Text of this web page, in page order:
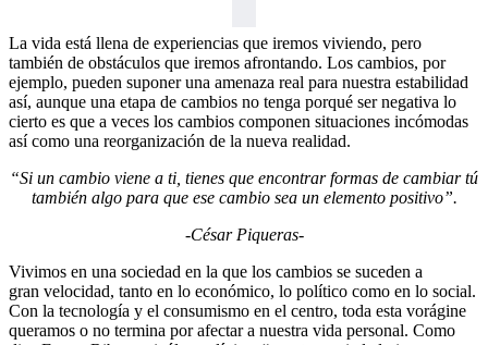
La vida está llena de experiencias que iremos viviendo, pero
también de obstáculos que iremos afrontando. Los cambios, por
ejemplo, pueden suponer una amenaza real para nuestra estabilidad
así, aunque una etapa de cambios no tenga porqué ser negativa lo
cierto es que a veces los cambios componen situaciones incómodas
así como una reorganización de la nueva realidad.
“Si un cambio viene a ti, tienes que encontrar formas de cambiar tú
también algo para que ese cambio sea un elemento positivo”.
-César Piqueras-
Vivimos en una sociedad en la que los cambios se suceden a
gran velocidad, tanto en lo económico, lo político como en lo social.
Con la tecnología y el consumismo en el centro, toda esta vorágine
queramos o no termina por afectar a nuestra vida personal. Como